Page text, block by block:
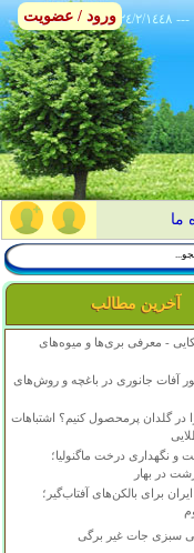
٢٤/٢/١٤٤٨ ---
ما
آخرین مطالب
- معرفی بری‌ها و میوه‌های
آفات جانوری در باغچه و روش‌های
در گلدان پرمحصول کنیم؟ اشتباهات
و نگهداری درخت ماگنولیا؛
در بهار
ایران برای بالکن‌های آفتاب‌گیر؛
سبزی جات غیر برگی
ورود / عضویت